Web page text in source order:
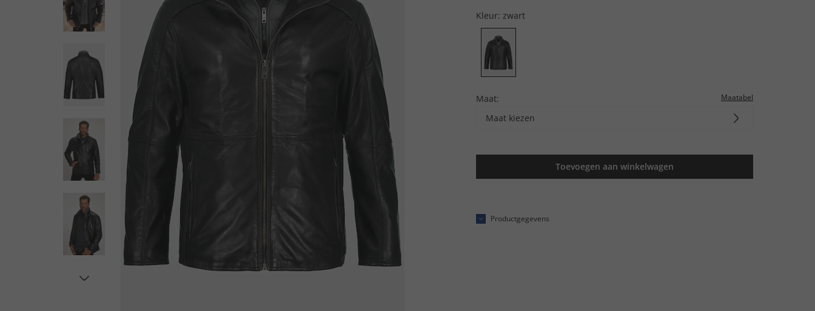
Kleur: zwart
Maat: Maatabel
Maat kiezen
Toevoegen aan winkelwagen
Productgegevens